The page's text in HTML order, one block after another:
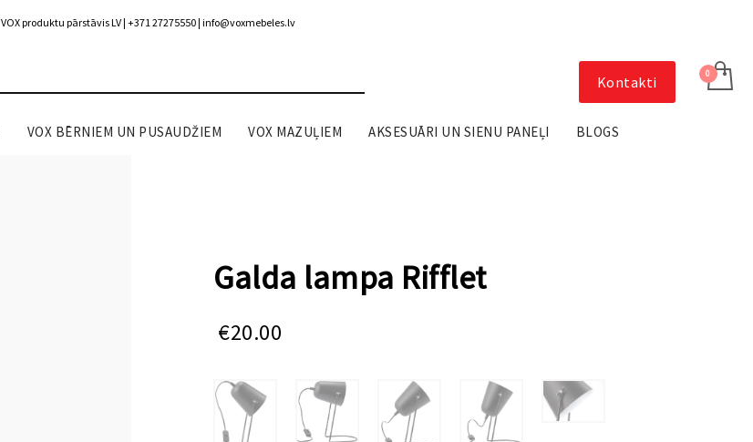
VOX produktu pārstāvis LV | +371 27275550 | info@voxmebeles.lv
Kontakti
VOX BĒRNIEM UN PUSAUDŽIEM VOX MAZUĻIEM AKSESUĀRI UN SIENU PANEĻI BLOGS
Galda lampa Rifflet
€20.00